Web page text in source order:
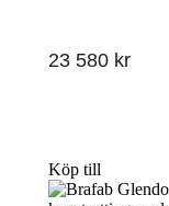
23 580 kr
Köp till